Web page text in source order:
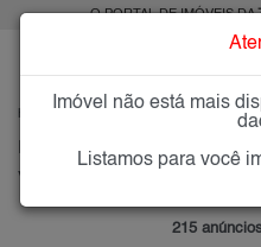
O PORTAL DE IMÓVEIS DA
Vila Maria Alta, Zona Norte
215
Imóvel não está mais
Listamos para você